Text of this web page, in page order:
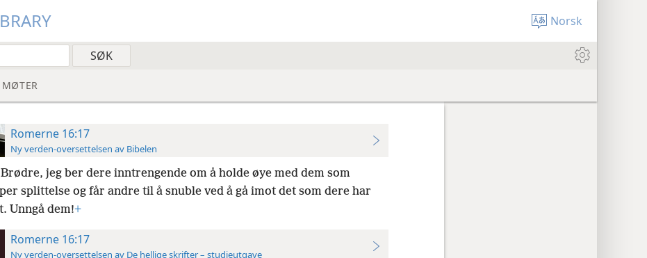
Norsk
MØTER
Romerne 16:17
Ny verden-oversettelsen av Bibelen
Brødre, jeg ber dere inntrengende om å holde øye med dem som
splittelse og får andre til å snuble ved å gå imot det som dere har
Unngå dem!+
Romerne 16:17
Ny verden-oversettelsen av De hellige skrifter – studieutgave